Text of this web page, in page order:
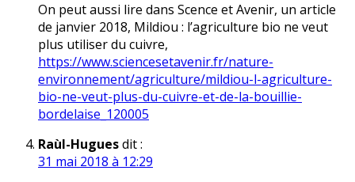
On peut aussi lire dans Scence et Avenir, un article
de janvier 2018, Mildiou : l’agriculture bio ne veut
plus utiliser du cuivre,
https://www.sciencesetavenir.fr/nature-
environnement/agriculture/mildiou-l-agriculture-
bio-ne-veut-plus-du-cuivre-et-de-la-bouillie-
bordelaise_120005
Raùl-Huguesdit :
31 mai 2018 à 12:29